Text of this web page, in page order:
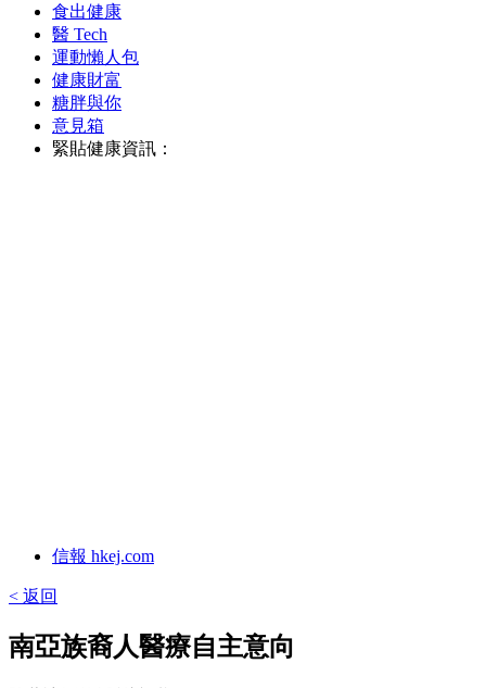
食出健康
醫 Tech
運動懶人包
健康財富
糖胖與你
意見箱
緊貼健康資訊：
信報 hkej.com
< 返回
南亞族裔人醫療自主意向